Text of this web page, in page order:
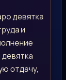
девятка
и
отдачу,